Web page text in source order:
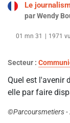
Le
par Wendy
01 mn 31 1971
Secteur :
Quel est l'avenir
elle par faire
©Parcoursmetiers -